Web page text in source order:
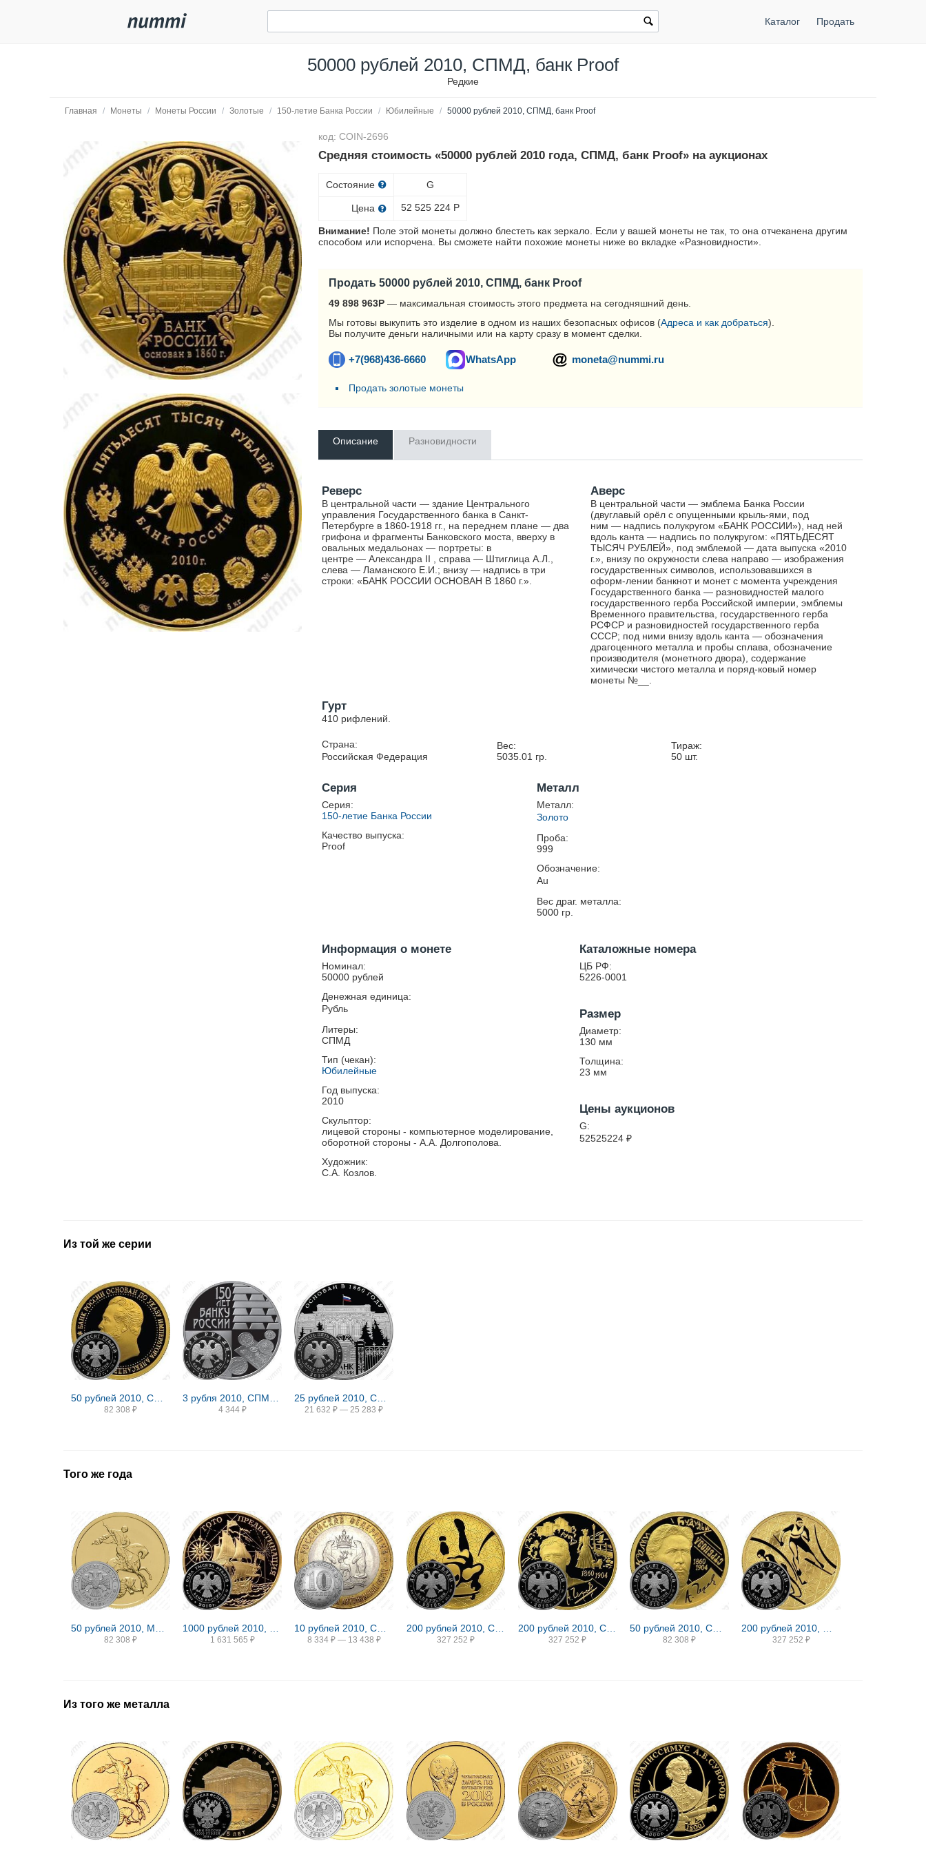
Каталог Продать
50000 рублей 2010, СПМД, банк Proof
Редкие
Главная / Монеты / Монеты России / Золотые / 150-летие Банка России / Юбилейные / 50000 рублей 2010, СПМД, банк Proof
код: COIN-2696
Средняя стоимость «50000 рублей 2010 года, СПМД, банк Proof» на аукционах
Состояние
Цена
G
52 525 224 Р
Внимание! Поле этой монеты должно блестеть как зеркало. Если у вашей монеты не так, то она отчеканена другим
способом или испорчена. Вы сможете найти похожие монеты ниже во вкладке «Разновидности».
Продать 50000 рублей 2010, СПМД, банк Proof
49 898 963Р — максимальная стоимость этого предмета на сегодняшний день.
Мы готовы выкупить это изделие в одном из наших безопасных офисов (Адреса и как добраться).
Вы получите деньги наличными или на карту сразу в момент сделки.
+7(968)436-6660 WhatsApp moneta@nummi.ru
Продать золотые монеты
Описание Разновидности
Реверс
В центральной части — здание Центрального
управления Государственного банка в Санкт-
Петербурге в 1860-1918 гг., на переднем плане — два
грифона и фрагменты Банковского моста, вверху в
овальных медальонах — портреты: в
центре — Александра II , справа — Штиглица А.Л.,
слева — Ламанского Е.И.; внизу — надпись в три
строки: «БАНК РОССИИ ОСНОВАН В 1860 г.».
Аверс
В центральной части — эмблема Банка России
(двуглавый орёл с опущенными крыль-ями, под
ним — надпись полукругом «БАНК РОССИИ»), над ней
вдоль канта — надпись по полукругом: «ПЯТЬДЕСЯТ
ТЫСЯЧ РУБЛЕЙ», под эмблемой — дата выпуска «2010
г.», внизу по окружности слева направо — изображения
государственных символов, использовавшихся в
оформ-лении банкнот и монет с момента учреждения
Государственного банка — разновидностей малого
государственного герба Российской империи, эмблемы
Временного правительства, государственного герба
РСФСР и разновидностей государственного герба
СССР; под ними внизу вдоль канта — обозначения
драгоценного металла и пробы сплава, обозначение
производителя (монетного двора), содержание
химически чистого металла и поряд-ковый номер
монеты №__.
Гурт
410 рифлений.
Страна:
Российская Федерация
Вес:
5035.01 гр.
Тираж:
50 шт.
Серия
Серия:
150-летие Банка России
Качество выпуска:
Proof
Металл
Металл:
Золото
Проба:
999
Обозначение:
Au
Вес драг. металла:
5000 гр.
Информация о монете
Номинал:
50000 рублей
Денежная единица:
Рубль
Литеры:
СПМД
Тип (чекан):
Юбилейные
Год выпуска:
2010
Скульптор:
лицевой стороны - компьютерное моделирование,
оборотной стороны - А.А. Долгополова.
Художник:
С.А. Козлов.
Каталожные номера
ЦБ РФ:
5226-0001
Размер
Диаметр:
130 мм
Толщина:
23 мм
Цены аукционов
G:
52525224 ₽
Из той же серии
82 308 ₽ 4 344 ₽ 21 632 ₽ — 25 283 ₽
Того же года
82 308 ₽ 1 631 565 ₽ 8 334 ₽ — 13 438 ₽
200 рублей 2010, СПМД, скелетон Proof
327 252 ₽
200 рублей 2010, СПМД, Чехов Proof
327 252 ₽ 82 308 ₽ 327 252 ₽
Из того же металла